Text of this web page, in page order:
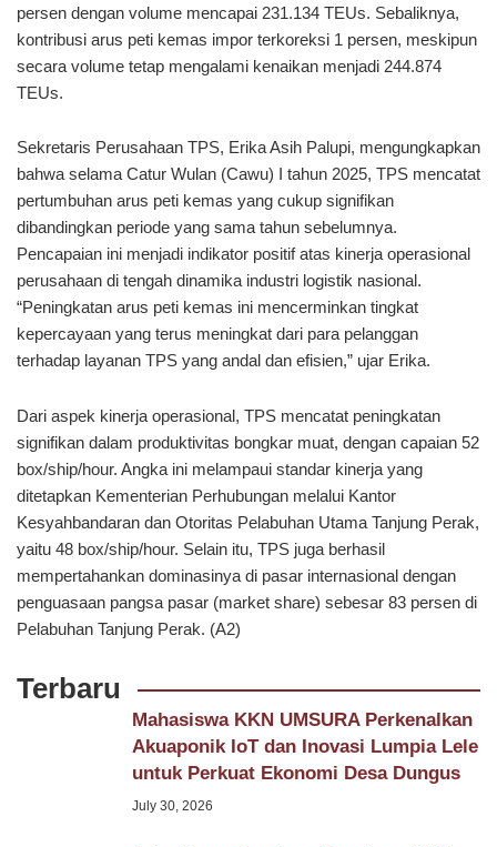
persen dengan volume mencapai 231.134 TEUs. Sebaliknya,
kontribusi arus peti kemas impor terkoreksi 1 persen, meskipun
secara volume tetap mengalami kenaikan menjadi 244.874
TEUs.
Sekretaris Perusahaan TPS, Erika Asih Palupi, mengungkapkan
bahwa selama Catur Wulan (Cawu) I tahun 2025, TPS mencatat
pertumbuhan arus peti kemas yang cukup signifikan
dibandingkan periode yang sama tahun sebelumnya.
Pencapaian ini menjadi indikator positif atas kinerja operasional
perusahaan di tengah dinamika industri logistik nasional.
“Peningkatan arus peti kemas ini mencerminkan tingkat
kepercayaan yang terus meningkat dari para pelanggan
terhadap layanan TPS yang andal dan efisien,” ujar Erika.
Dari aspek kinerja operasional, TPS mencatat peningkatan
signifikan dalam produktivitas bongkar muat, dengan capaian 52
box/ship/hour. Angka ini melampaui standar kinerja yang
ditetapkan Kementerian Perhubungan melalui Kantor
Kesyahbandaran dan Otoritas Pelabuhan Utama Tanjung Perak,
yaitu 48 box/ship/hour. Selain itu, TPS juga berhasil
mempertahankan dominasinya di pasar internasional dengan
penguasaan pangsa pasar (market share) sebesar 83 persen di
Pelabuhan Tanjung Perak. (A2)
Terbaru
Mahasiswa KKN UMSURA Perkenalkan
Akuaponik IoT dan Inovasi Lumpia Lele
untuk Perkuat Ekonomi Desa Dungus
July 30, 2026